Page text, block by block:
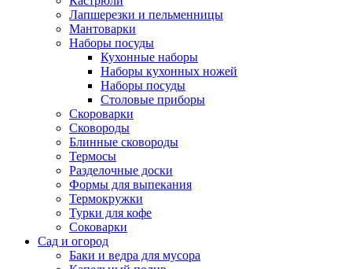
Лапшерезки и пельменницы
Мантоварки
Наборы посуды
Кухонные наборы
Наборы кухонных ножей
Наборы посуды
Столовые приборы
Скороварки
Сковороды
Блинные сковороды
Термосы
Разделочные доски
Формы для выпекания
Термокружки
Турки для кофе
Соковарки
Сад и огород
Баки и ведра для мусора